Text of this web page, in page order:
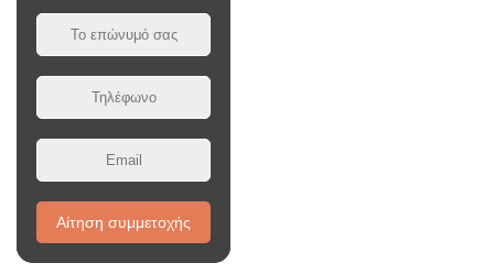
Αίτηση συμμετοχής